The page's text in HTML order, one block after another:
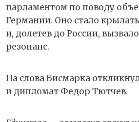
парламентом по поводу
Германии. Оно стало
и, долетев до России,
резонанс.
На слова Бисмарка
и дипломат Федор Тютчев.